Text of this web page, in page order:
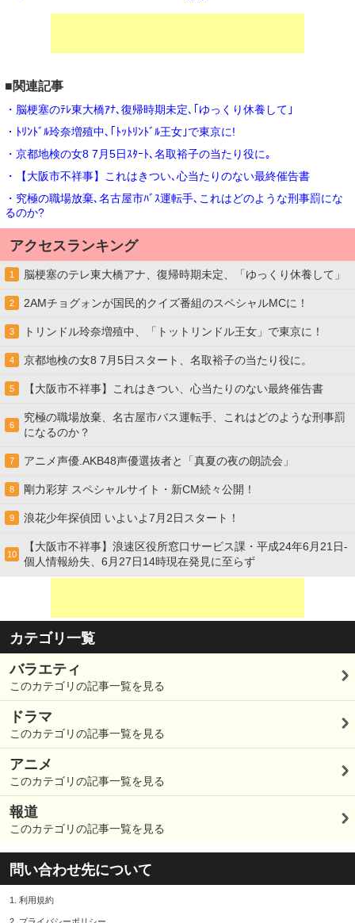
■関連記事
・脳梗塞のﾃﾚ東大橋ｱﾅ､復帰時期未定､｢ゆっくり休養して｣
・ﾄﾘﾝﾄﾞﾙ玲奈増殖中､｢ﾄｯﾄﾘﾝﾄﾞﾙ王女｣で東京に!
・京都地検の女8 7月5日ｽﾀｰﾄ､名取裕子の当たり役に｡
・【大阪市不祥事】これはきつい､心当たりのない最終催告書
・究極の職場放棄､名古屋市ﾊﾞｽ運転手､これはどのような刑事罰にな
るのか?
アクセスランキング
1 脳梗塞のテレ東大橋アナ、復帰時期未定、「ゆっくり休養して」
2 2AMチョグォンが国民的クイズ番組のスペシャルMCに！
3 トリンドル玲奈増殖中、「トットリンドル王女」で東京に！
4 京都地検の女8 7月5日スタート、名取裕子の当たり役に。
5 【大阪市不祥事】これはきつい、心当たりのない最終催告書
6
究極の職場放棄、名古屋市バス運転手、これはどのような刑事罰
になるのか？
7 アニメ声優.AKB48声優選抜者と「真夏の夜の朗読会」
8 剛力彩芽 スペシャルサイト・新CM続々公開！
9 浪花少年探偵団 いよいよ7月2日スタート！
10
【大阪市不祥事】浪速区役所窓口サービス課・平成24年6月21日-
個人情報紛失、6月27日14時現在発見に至らず
カテゴリ一覧
バラエティ
このカテゴリの記事一覧を見る
ドラマ
このカテゴリの記事一覧を見る
アニメ
このカテゴリの記事一覧を見る
報道
このカテゴリの記事一覧を見る
問い合わせ先について
1. 利用規約